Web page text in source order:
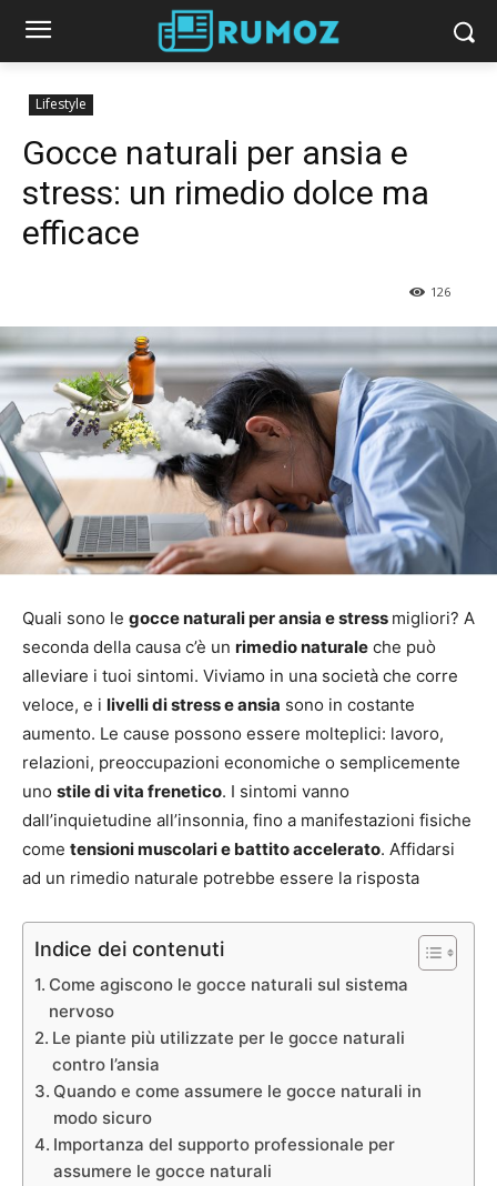
Lifestyle
Gocce naturali per ansia e
stress: un rimedio dolce ma
efficace
126
Quali sono le gocce naturali per ansia e stress migliori? A
seconda della causa c’è un rimedio naturale che può
alleviare i tuoi sintomi. Viviamo in una società che corre
veloce, e i livelli di stress e ansia sono in costante
aumento. Le cause possono essere molteplici: lavoro,
relazioni, preoccupazioni economiche o semplicemente
uno stile di vita frenetico. I sintomi vanno
dall’inquietudine all’insonnia, fino a manifestazioni fisiche
come tensioni muscolari e battito accelerato. Affidarsi
ad un rimedio naturale potrebbe essere la risposta
Indice dei contenuti
Come agiscono le gocce naturali sul sistema
nervoso
Le piante più utilizzate per le gocce naturali
contro l’ansia
Quando e come assumere le gocce naturali in
modo sicuro
Importanza del supporto professionale per
assumere le gocce naturali